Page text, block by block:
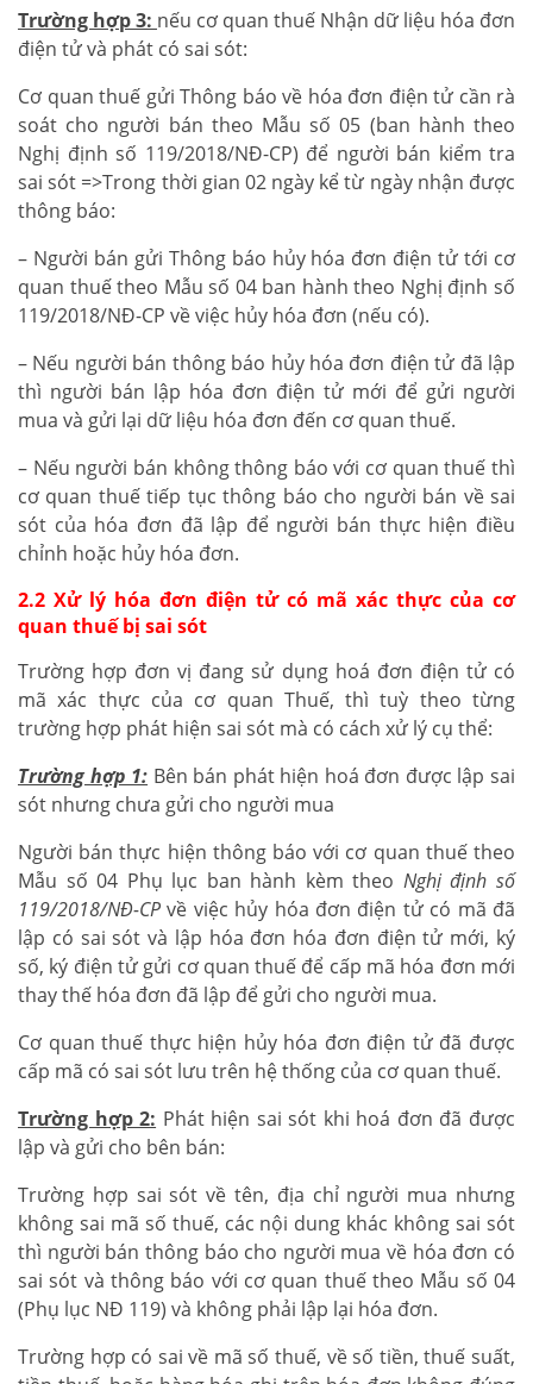
Trường hợp 3: nếu cơ quan thuế Nhận dữ liệu hóa đơn
điện tử và phát có sai sót:
Cơ quan thuế gửi Thông báo về hóa đơn điện tử cần rà
soát cho người bán theo Mẫu số 05 (ban hành theo
Nghị định số 119/2018/NĐ-CP) để người bán kiểm tra
sai sót =>Trong thời gian 02 ngày kể từ ngày nhận được
thông báo:
– Người bán gửi Thông báo hủy hóa đơn điện tử tới cơ
quan thuế theo Mẫu số 04 ban hành theo Nghị định số
119/2018/NĐ-CP về việc hủy hóa đơn (nếu có).
– Nếu người bán thông báo hủy hóa đơn điện tử đã lập
thì người bán lập hóa đơn điện tử mới để gửi người
mua và gửi lại dữ liệu hóa đơn đến cơ quan thuế.
– Nếu người bán không thông báo với cơ quan thuế thì
cơ quan thuế tiếp tục thông báo cho người bán về sai
sót của hóa đơn đã lập để người bán thực hiện điều
chỉnh hoặc hủy hóa đơn.
2.2 Xử lý hóa đơn điện tử có mã xác thực của cơ
quan thuế bị sai sót
Trường hợp đơn vị đang sử dụng hoá đơn điện tử có
mã xác thực của cơ quan Thuế, thì tuỳ theo từng
trường hợp phát hiện sai sót mà có cách xử lý cụ thể:
Trường hợp 1: Bên bán phát hiện hoá đơn được lập sai
sót nhưng chưa gửi cho người mua
Người bán thực hiện thông báo với cơ quan thuế theo
Mẫu số 04 Phụ lục ban hành kèm theo Nghị định số
119/2018/NĐ-CP về việc hủy hóa đơn điện tử có mã đã
lập có sai sót và lập hóa đơn hóa đơn điện tử mới, ký
số, ký điện tử gửi cơ quan thuế để cấp mã hóa đơn mới
thay thế hóa đơn đã lập để gửi cho người mua.
Cơ quan thuế thực hiện hủy hóa đơn điện tử đã được
cấp mã có sai sót lưu trên hệ thống của cơ quan thuế.
Trường hợp 2: Phát hiện sai sót khi hoá đơn đã được
lập và gửi cho bên bán:
Trường hợp sai sót về tên, địa chỉ người mua nhưng
không sai mã số thuế, các nội dung khác không sai sót
thì người bán thông báo cho người mua về hóa đơn có
sai sót và thông báo với cơ quan thuế theo Mẫu số 04
(Phụ lục NĐ 119) và không phải lập lại hóa đơn.
Trường hợp có sai về mã số thuế, về số tiền, thuế suất,